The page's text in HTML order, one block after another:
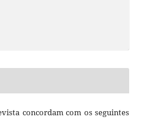
concordam com os seguintes